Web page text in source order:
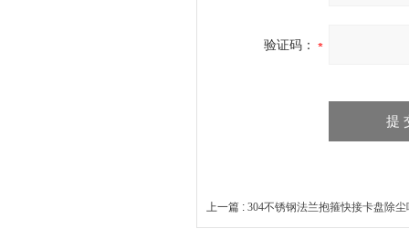
验证码：
上一篇 : 304不锈钢法兰抱箍快接卡盘除